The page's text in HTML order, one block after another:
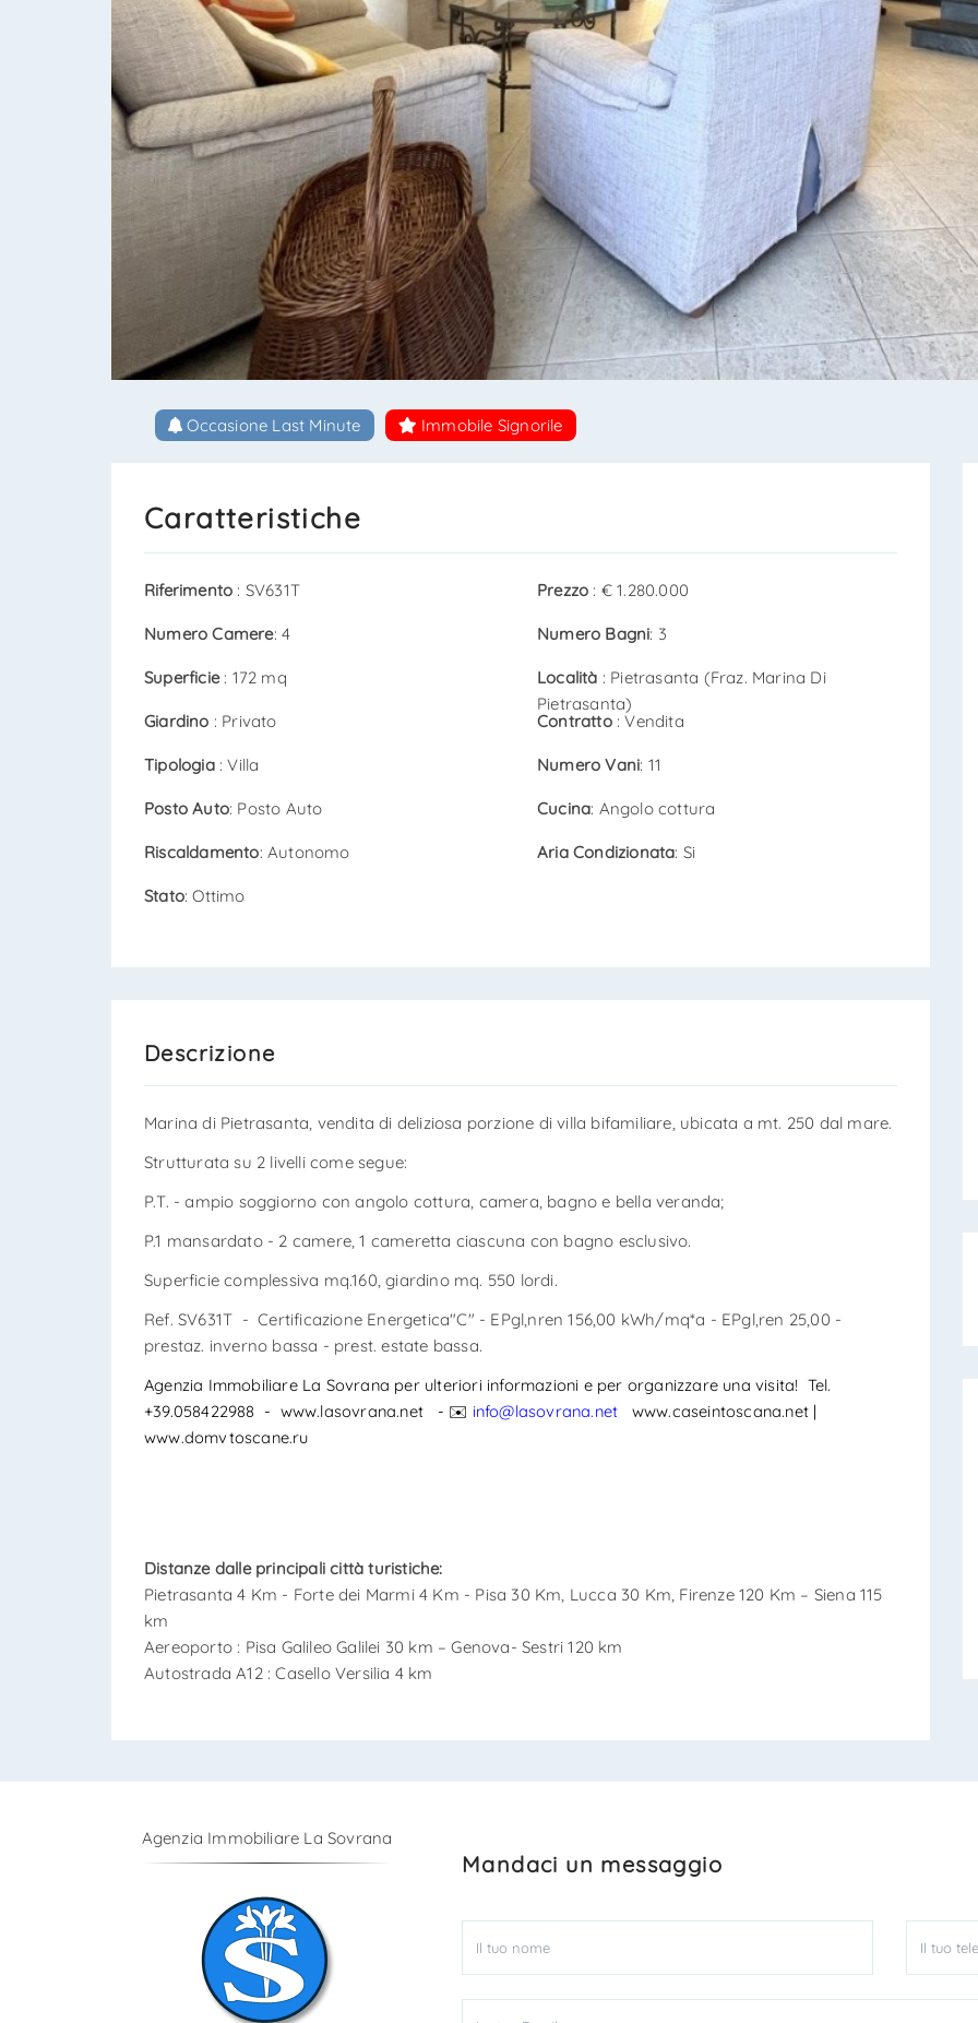
Occasione Last Minute Immobile Signorile
Caratteristiche
Riferimento : SV631T Prezzo : € 1.280.000
Numero Camere: 4 Numero Bagni: 3
Superficie : 172 mq Località : Pietrasanta (Fraz. Marina Di
Pietrasanta)
Giardino : Privato Contratto : Vendita
Tipologia : Villa Numero Vani: 11
Posto Auto: Posto Auto Cucina: Angolo cottura
Riscaldamento: Autonomo Aria Condizionata: Si
Stato: Ottimo
Descrizione
Marina di Pietrasanta, vendita di deliziosa porzione di villa bifamiliare, ubicata a mt. 250 dal mare.
Strutturata su 2 livelli come segue:
P.T. - ampio soggiorno con angolo cottura, camera, bagno e bella veranda;
P.1 mansardato - 2 camere, 1 cameretta ciascuna con bagno esclusivo.
Superficie complessiva mq.160, giardino mq. 550 lordi.
Ref. SV631T - Certificazione Energetica"C" - EPgl,nren 156,00 kWh/mq*a - EPgl,ren 25,00 -
prestaz. inverno bassa - prest. estate bassa.
Agenzia Immobiliare La Sovrana per ulteriori informazioni e per organizzare una visita! Tel.
+39.058422988 - www.lasovrana.net - ✉ info@lasovrana.net www.caseintoscana.net |
www.domvtoscane.ru
Distanze dalle principali città turistiche:
Pietrasanta 4 Km - Forte dei Marmi 4 Km - Pisa 30 Km, Lucca 30 Km, Firenze 120 Km – Siena 115
km
Aereoporto : Pisa Galileo Galilei 30 km – Genova- Sestri 120 km
Autostrada A12 : Casello Versilia 4 km
Agenzia Immobiliare La Sovrana
Mandaci un messaggio
INVIA
INVIA